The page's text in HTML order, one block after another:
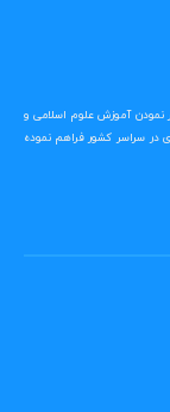
نمودن آموزش علوم اسلامی و
در سراسر کشور فراهم نموده